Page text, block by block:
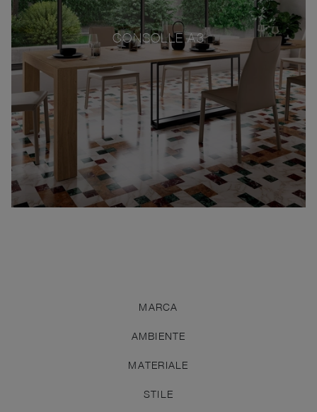
MARCA
AMBIENTE
MATERIALE
STILE
CONSOLLE A3